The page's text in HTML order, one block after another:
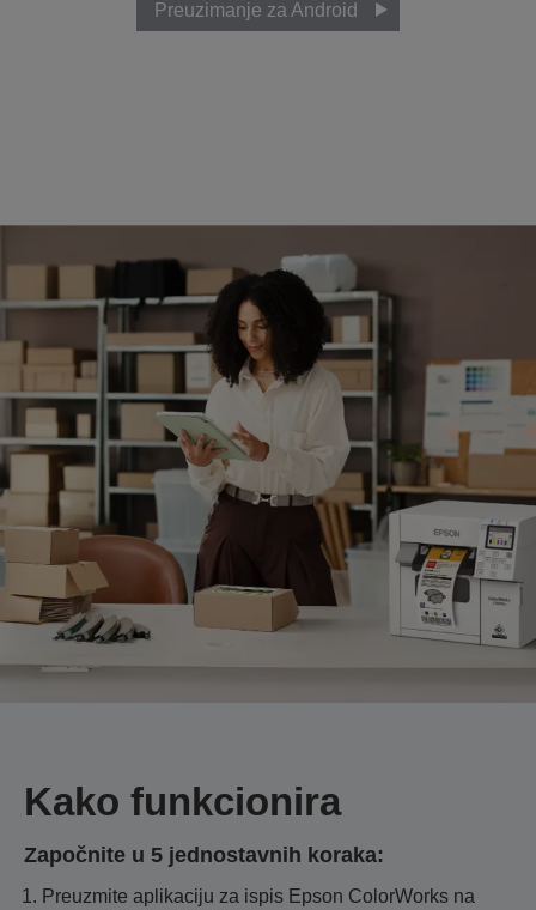
Preuzimanje za Android
Kako funkcionira
Započnite u 5 jednostavnih koraka:
Preuzmite aplikaciju za ispis Epson ColorWorks na